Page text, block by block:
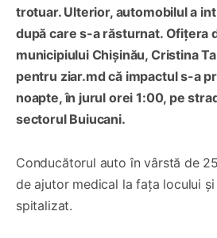
trotuar. Ulterior, automobilul a
după care s-a răsturnat. Ofițera
municipiului Chișinău, Cristina
pentru ziar.md că impactul s-a
noapte, în jurul orei 1:00, pe
sectorul Buiucani.
Conducătorul auto în vârstă de
de ajutor medical la fața locului
spitalizat.